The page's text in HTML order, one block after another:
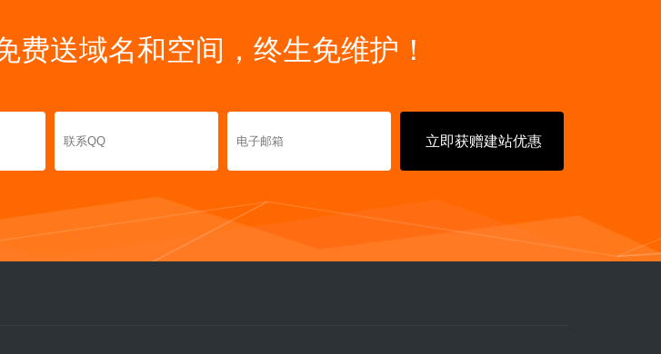
费送域名和空间，终生免维护！